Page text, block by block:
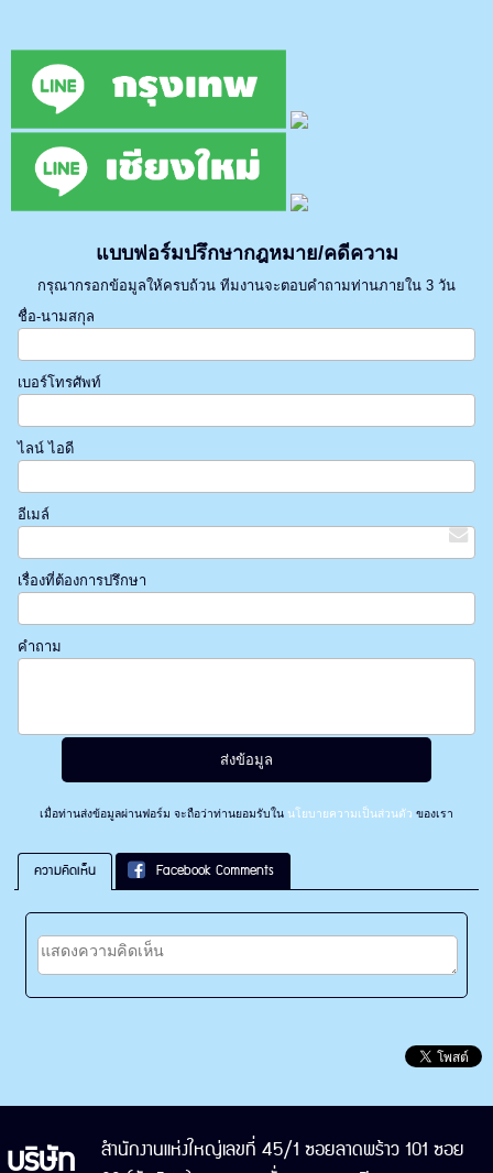
แบบฟอร์มปรึกษากฎหมาย/คดีความ
กรุณากรอกข้อมูลให้ครบถ้วน ทีมงานจะตอบคำถามท่านภายใน 3 วัน
ชื่อ-นามสกุล
เบอร์โทรศัพท์
ไลน์ ไอดี
อีเมล์
เรื่องที่ต้องการปรึกษา
คำถาม
เมื่อท่านส่งข้อมูลผ่านฟอร์ม จะถือว่าท่านยอมรับใน นโยบายความเป็นส่วนตัว ของเรา
ความคิดเห็น Facebook Comments
บริษัท
สำนักงานแห่งใหญ่เลขที่ 45/1 ซอยลาดพร้าว 101 ซอย